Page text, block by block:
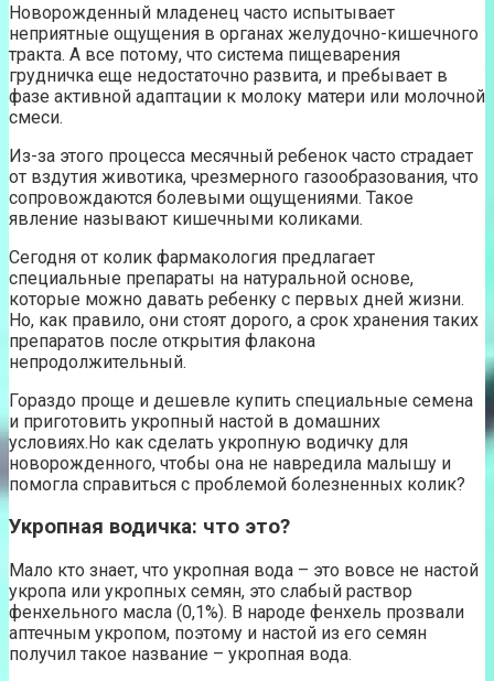
Новорожденный младенец часто испытывает
неприятные ощущения в органах желудочно-кишечного
тракта. А все потому, что система пищеварения
грудничка еще недостаточно развита, и пребывает в
фазе активной адаптации к молоку матери или молочной
смеси.
Из-за этого процесса месячный ребенок часто страдает
от вздутия животика, чрезмерного газообразования, что
сопровождаются болевыми ощущениями. Такое
явление называют кишечными коликами.
Сегодня от колик фармакология предлагает
специальные препараты на натуральной основе,
которые можно давать ребенку с первых дней жизни.
Но, как правило, они стоят дорого, а срок хранения таких
препаратов после открытия флакона
непродолжительный.
Гораздо проще и дешевле купить специальные семена
и приготовить укропный настой в домашних
условиях.Но как сделать укропную водичку для
новорожденного, чтобы она не навредила малышу и
помогла справиться с проблемой болезненных колик?
Укропная водичка: что это?
Мало кто знает, что укропная вода – это вовсе не настой
укропа или укропных семян, это слабый раствор
фенхельного масла (0,1%). В народе фенхель прозвали
аптечным укропом, поэтому и настой из его семян
получил такое название – укропная вода.